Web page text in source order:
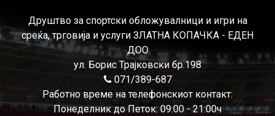
Друштво за спортски обложувалници и игри на
среќа, трговија и услуги ЗЛАТНА КОПАЧКА - ЕДЕН
ДОО
ул. Борис Трајковски бр.198
071/389-687
Работно време на телефонскиот контакт:
Понеделник до Петок: 09:00 - 21:00ч